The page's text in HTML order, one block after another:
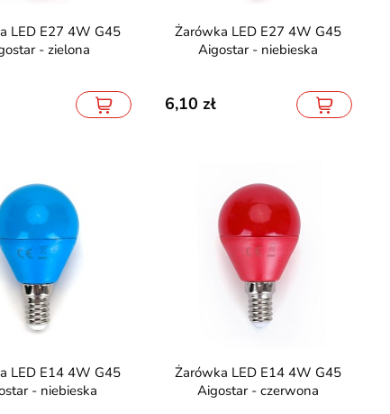
- zielona
Żarówka LED E27 4W G45
Aigostar - niebieska
6,10
- niebieska
Żarówka LED E14 4W G45
Aigostar - czerwona